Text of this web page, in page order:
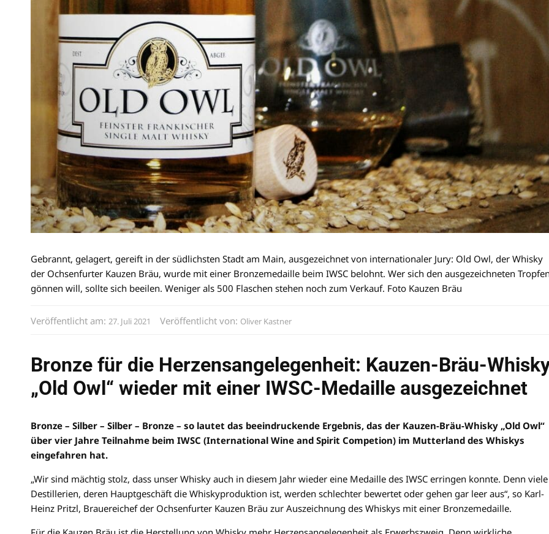
Gebrannt, gelagert, gereift in der südlichsten Stadt am Main, ausgezeichnet von internationaler Jury: Old Owl, der Whisky
der Ochsenfurter Kauzen Bräu, wurde mit einer Bronzemedaille beim IWSC belohnt. Wer sich den ausgezeichneten
gönnen will, sollte sich beeilen. Weniger als 500 Flaschen stehen noch zum Verkauf. Foto Kauzen Bräu
Veröffentlicht am: 27. Juli 2021 Veröffentlicht von: Oliver Kastner
Bronze für die Herzensangelegenheit: Kauzen-Bräu-
„Old Owl“ wieder mit einer IWSC-Medaille ausgezeichnet
Bronze – Silber – Silber – Bronze – so lautet das beeindruckende Ergebnis, das der Kauzen-Bräu-Whisky „Old Owl“
über vier Jahre Teilnahme beim IWSC (International Wine and Spirit Competion) im Mutterland des Whiskys
eingefahren hat.
„Wir sind mächtig stolz, dass unser Whisky auch in diesem Jahr wieder eine Medaille des IWSC erringen konnte. Denn viele
Destillerien, deren Hauptgeschäft die Whiskyproduktion ist, werden schlechter bewertet oder gehen gar leer aus“, so Karl-
Heinz Pritzl, Brauereichef der Ochsenfurter Kauzen Bräu zur Auszeichnung des Whiskys mit einer Bronzemedaille.